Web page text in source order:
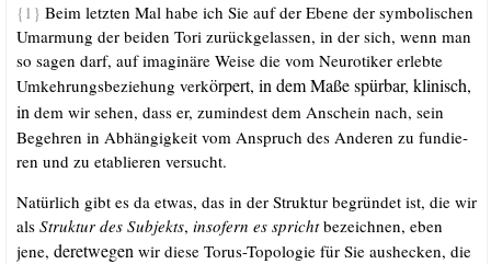
{1} Beim letz­ten Mal habe ich Sie auf der Ebe­ne der sym­bo­li­schen
Umar­mung der bei­den Tori zurück­ge­las­sen, in der sich, wenn man
so sagen darf, auf ima­gi­nä­re Wei­se die vom Neu­ro­ti­ker erleb­te
Umkeh­rungs­be­zie­hung verkörpert, in dem Maße spür­bar, kli­nisch,
indem wir sehen, dass er, zumin­dest dem Anschein nach, sein
Begeh­ren in Abhän­gig­keit vom Anspruch des Ande­ren zu fun­die­
ren und zu eta­blie­ren versucht.
Natür­lich gibt es da etwas, das in der Struk­tur begrün­det ist, die wir
als Struk­tur des Sub­jekts, inso­fern es sprichtbezeich­nen, eben
jene, deret­we­gen wir die­se Torus-Topo­lo­gie für Sie aus­he­cken, die